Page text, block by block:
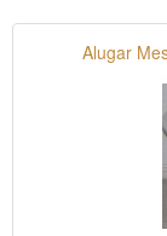
Alugar